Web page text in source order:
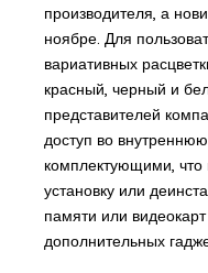
производителя, а
ноябре. Для
вариативных
красный, черный и
представителей
доступ во
комплектующими, что
установку или
памяти или
дополнительных